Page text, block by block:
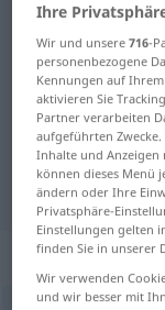
Deutsch-
Deutsch-
für
Ihre
Wir und unsere716-
personenbezogene
Kennungen auf
aktivieren Sie
Partner verarbeiten
aufgeführten
Inhalte und Anzeigen
können dieses Menü
ändern oder Ihre
Privatsphäre-
Einstellungen gelten
finden Sie in unserer
Wir verwenden
und wir besser mit